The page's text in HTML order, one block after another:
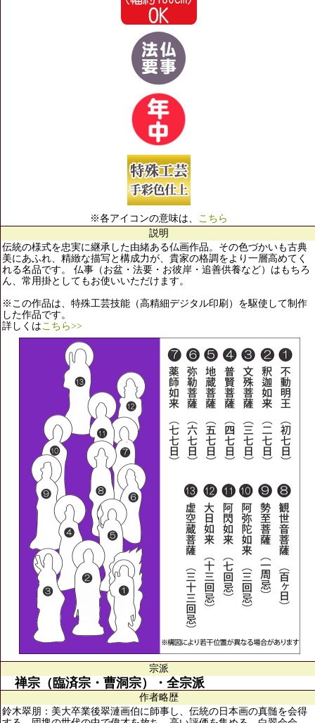
※各アイコンの意味は、 こちら
説明
伝統の様式を忠実に継承した由緒ある仏画作品。その色づかいも古典
美にあふれ、精緻な描写と構成力が、貴家の格調をより一層高めてく
れる名品です。 仏事（お盆・法要・お彼岸・追善供養など）はもちろ
ん、常用掛としてもお使いいただけます。
※この作品は、特殊工芸技能（高精細デジタル印刷）を駆使して制作
した作品です。
詳しくはこちら>>
宗派
禅宗（臨済宗・曹洞宗）・全宗派
作者略歴
鈴木翠朋：美大卒業後翠漣画伯に師事し、伝統の日本画の真髄を会得